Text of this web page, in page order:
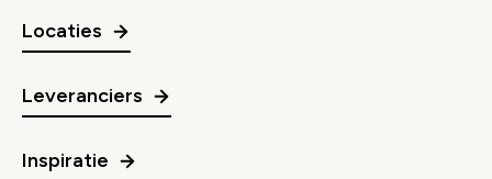
Locaties
Leveranciers
Inspiratie